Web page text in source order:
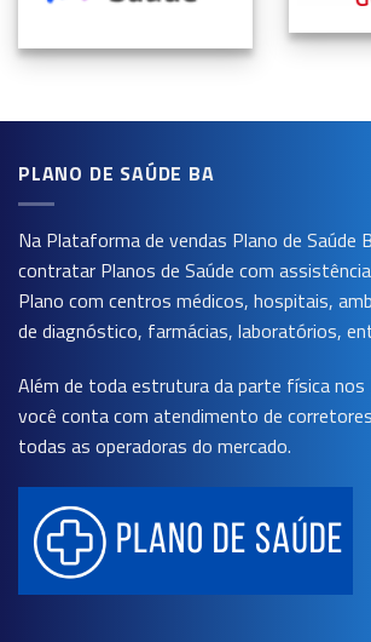
PLANO DE SAÚDE BA
Na Plataforma de vendas Plano de Saúde
contratar Planos de Saúde com
Plano com centros médicos, hospitais,
de diagnóstico, farmácias, laboratórios,
Além de toda estrutura da parte física nos
você conta com atendimento de
todas as operadoras do mercado.